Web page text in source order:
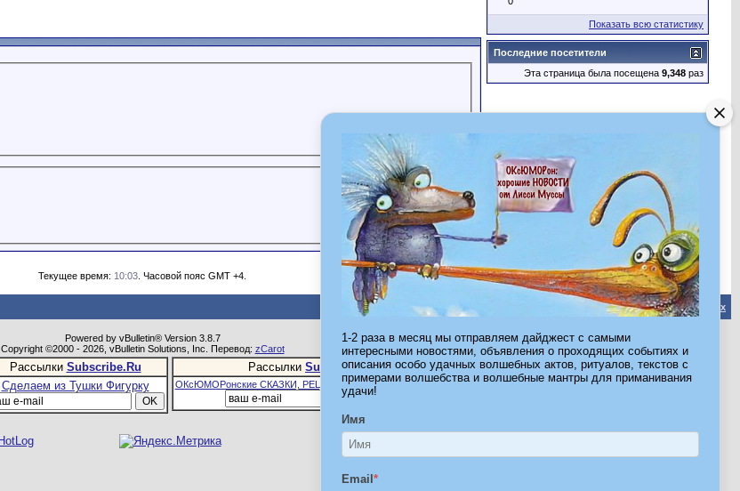
1-2 раза в месяц мы отправляем дайджест с самыми
интересными новостями, объявления о проходящих событиях и
описания особо удачных волшебных актов, ритуалов, текстов с
примерами волшебства и волшебные мантры для приманивания
удачи!
Имя
Email *
Показать всю статистику
Последние посетители
Эта страница была посещена 9,348 раз
Текущее время: 10:03 . Часовой пояс GMT +4.
Обратная связь Форум Волшебников-Архив-Вверх
Powered by vBulletin® Version 3.8.7
Copyright ©2000 - 2026, vBulletin Solutions, Inc. Перевод: zCarot
Рассылки Subscribe.Ru
Сделаем из Тушки Фигурку
Рассылки Subscribe.Ru
ОКсЮМОРонские СКАЗКИ, РЕЦЕПТЫ И ШТУЧКИ ДЛЯ ВСЕХ